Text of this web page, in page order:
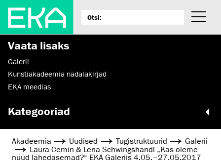
Vaata lisaks
Galerii
Kunstiakadeemia nädalakirjad
EKA meedias
Kategooriad
Akadeemia Uudised Tugistruktuurid
Galerii
Laura Cemin & Lena Schwingshandl „Kas oleme
nüüd lähedasemad?“ EKA Galeriis 4.05.–27.05.2017